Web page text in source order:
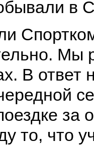
в
Мы
В ответ
то, что